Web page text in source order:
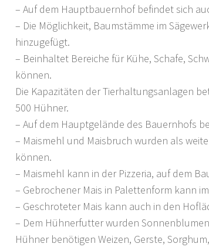
– Auf dem Hauptbauernhof befindet sich
– Die Möglichkeit, Baumstämme im
hinzugefügt.
– Beinhaltet Bereiche für Kühe, Schafe,
können.
Die Kapazitäten der Tierhaltungsanlagen
500 Hühner.
– Auf dem Hauptgelände des Bauernhofs
– Maismehl und Maisbruch wurden als
können.
– Maismehl kann in der Pizzeria, auf dem
– Gebrochener Mais in Palettenform kann
– Geschroteter Mais kann auch in den
– Dem Hühnerfutter wurden
Hühner benötigen Weizen, Gerste,